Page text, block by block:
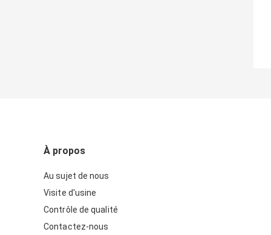
À propos
Au sujet de nous
Visite d'usine
Contrôle de qualité
Contactez-nous